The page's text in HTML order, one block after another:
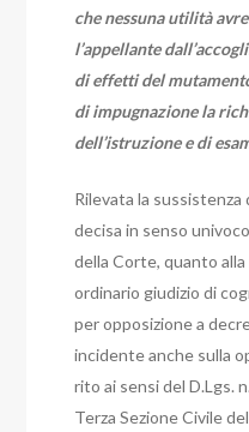
che nessuna utilità
l’appellante
di effetti del
di impugnazione la
dell’istruzione e di
Rilevata la
decisa in senso
della Corte, quanto
ordinario giudizio di
per opposizione a
incidente anche sulla
rito ai sensi del D.Lgs.
Terza Sezione Civile